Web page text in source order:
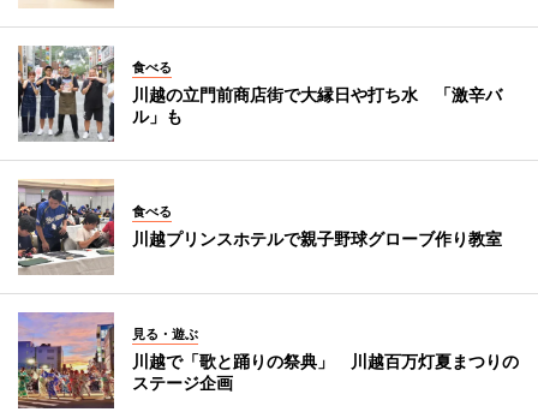
食べる
川越の立門前商店街で大縁日や打ち水 「激辛バ
ル」も
食べる
川越プリンスホテルで親子野球グローブ作り教室
見る・遊ぶ
川越で「歌と踊りの祭典」 川越百万灯夏まつりの
ステージ企画